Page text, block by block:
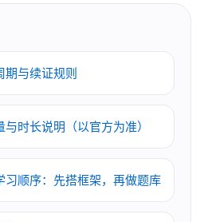
期与续证规则
时长说明（以官方为准）
习顺序：先搭框架，再做题库